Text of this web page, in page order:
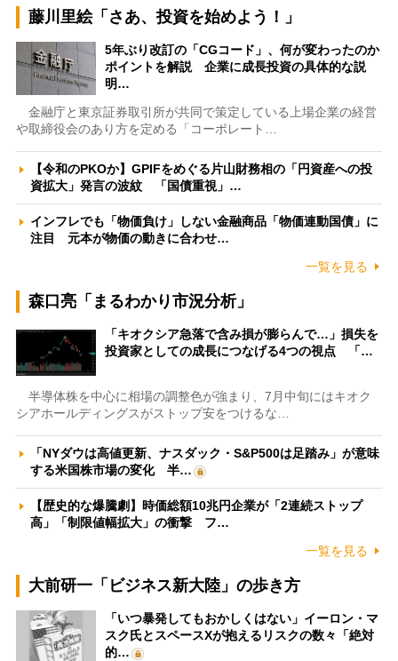
藤川里絵「さあ、投資を始めよう！」
5年ぶり改訂の「CGコード」、何が変わったのか
ポイントを解説 企業に成長投資の具体的な説
明…
金融庁と東京証券取引所が共同で策定している上場企業の経営
や取締役会のあり方を定める「コーポレート…
【令和のPKOか】GPIFをめぐる片山財務相の「円資産への投
資拡大」発言の波紋 「国債重視」…
インフレでも「物価負け」しない金融商品「物価連動国債」に
注目 元本が物価の動きに合わせ…
一覧を見る
森口亮「まるわかり市況分析」
「キオクシア急落で含み損が膨らんで…」損失を
投資家としての成長につなげる4つの視点 「…
半導体株を中心に相場の調整色が強まり、7月中旬にはキオク
シアホールディングスがストップ安をつけるな…
「NYダウは高値更新、ナスダック・S&P500は足踏み」が意味
する米国株市場の変化 半…
【歴史的な爆騰劇】時価総額10兆円企業が「2連続ストップ
高」「制限値幅拡大」の衝撃 フ…
一覧を見る
大前研一「ビジネス新大陸」の歩き方
「いつ暴発してもおかしくはない」イーロン・マ
スク氏とスペースXが抱えるリスクの数々「絶対
的…